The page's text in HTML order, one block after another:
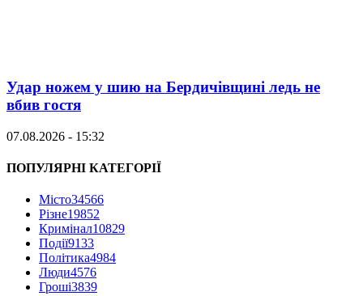
Удар ножем у шию на Бердичівщині ледь не
вбив гостя
07.08.2026 - 15:32
ПОПУЛЯРНІ КАТЕГОРІЇ
Місто34566
Різне19852
Кримінал10829
Події9133
Політика4984
Люди4576
Гроші3839